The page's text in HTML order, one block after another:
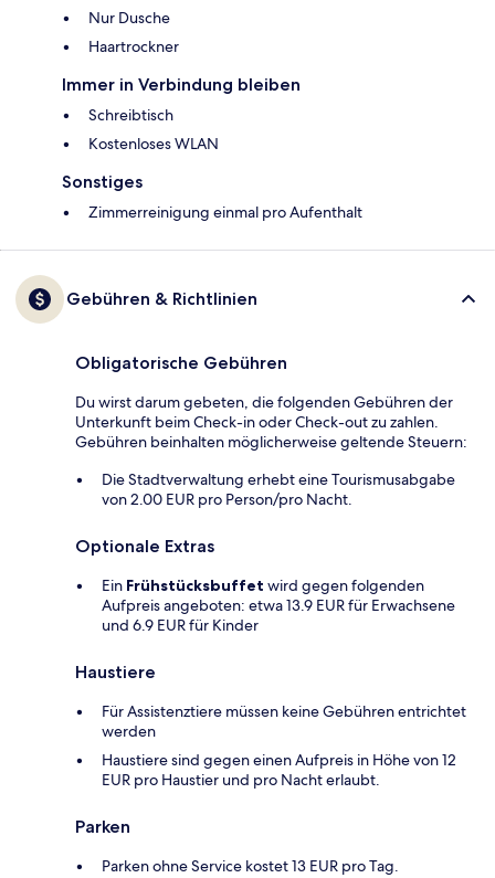
Nur Dusche
Haartrockner
Immer in Verbindung bleiben
Schreibtisch
Kostenloses WLAN
Sonstiges
Zimmerreinigung einmal pro Aufenthalt
Gebühren & Richtlinien
Obligatorische Gebühren
Du wirst darum gebeten, die folgenden Gebühren der
Unterkunft beim Check-in oder Check-out zu zahlen.
Gebühren beinhalten möglicherweise geltende Steuern:
Die Stadtverwaltung erhebt eine Tourismusabgabe
von 2.00 EUR pro Person/pro Nacht.
Optionale Extras
Ein Frühstücksbuffet wird gegen folgenden
Aufpreis angeboten: etwa 13.9 EUR für Erwachsene
und 6.9 EUR für Kinder
Haustiere
Für Assistenztiere müssen keine Gebühren entrichtet
werden
Haustiere sind gegen einen Aufpreis in Höhe von 12
EUR pro Haustier und pro Nacht erlaubt.
Parken
Parken ohne Service kostet 13 EUR pro Tag.